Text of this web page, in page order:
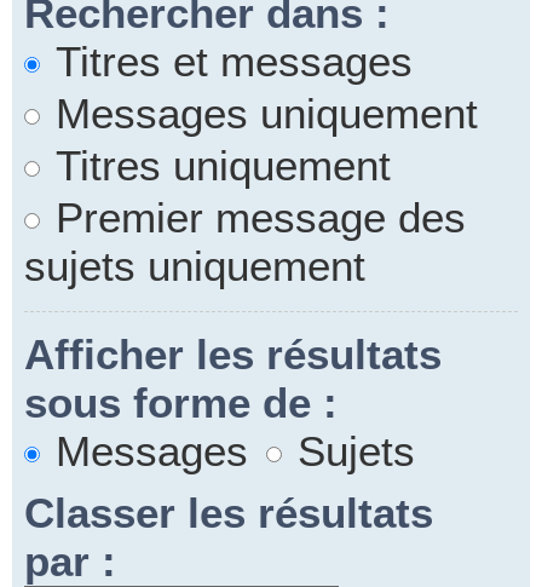
Rechercher dans :
Titres et messages
Messages uniquement
Titres uniquement
Premier message des
sujets uniquement
Afficher les résultats
sous forme de :
Messages
Sujets
Classer les résultats
par :